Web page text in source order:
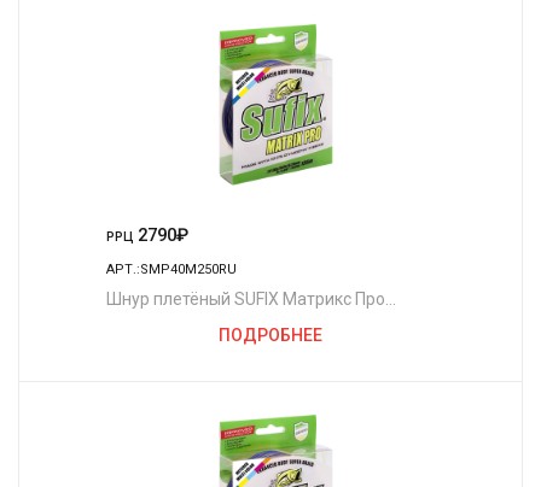
РРЦ 2790₽
АРТ.:SMP40M250RU
Шнур плетёный SUFIX Матрикс Про
ПОДРОБНЕЕ